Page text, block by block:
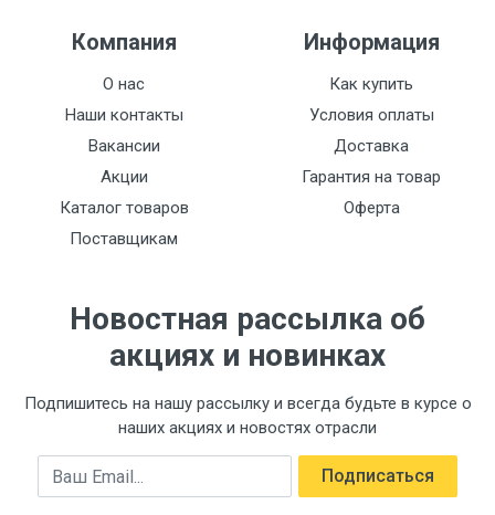
Компания
О нас
Наши контакты
Вакансии
Акции
Каталог товаров
Поставщикам
Информация
Как купить
Условия оплаты
Доставка
Гарантия на товар
Оферта
Новостная рассылка об
акциях и новинках
Подпишитесь на нашу рассылку и всегда будьте в курсе о
наших акциях и новостях отрасли
Email Подписаться